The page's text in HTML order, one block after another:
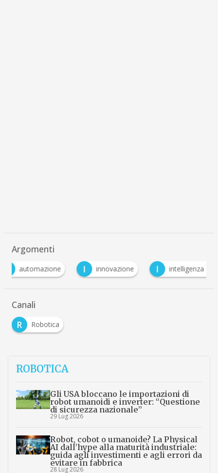
Argomenti
I
innovazione I intelligenza artificiale R
Canali
R
Robotica
ROBOTICA
Gli USA bloccano le importazioni di
robot umanoidi e inverter: “Questione
di sicurezza nazionale”
29 Lug 2026
Robot, cobot o umanoide? La Physical
AI dall’hype alla maturità industriale:
guida agli investimenti e agli errori da
evitare in fabbrica
28 Lug 2026